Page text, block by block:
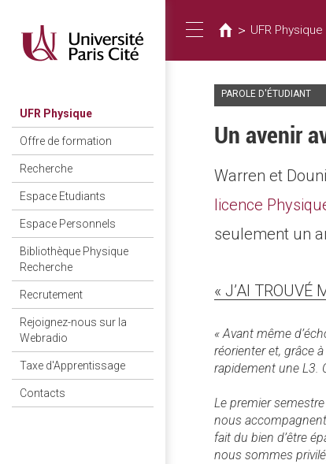
contenido
principal
UFR Physique
Offre de formation
Recherche
Espace Etudiants
Espace Personnels
Bibliothèque Physique
Recherche
Recrutement
Rejoignez-nous sur la
Webradio
Taxe d'Apprentissage
Contacts
Toggle
está
aquí
> UFR Physique
PAROLE D'ÉTUDIANT
Un avenir
Warren et
licence
seulement un
« J’AI TROUVÉ
« Avant même
réorienter et, grâce
rapidement une L3.
Le premier
nous
fait du bien d’être
nous sommes